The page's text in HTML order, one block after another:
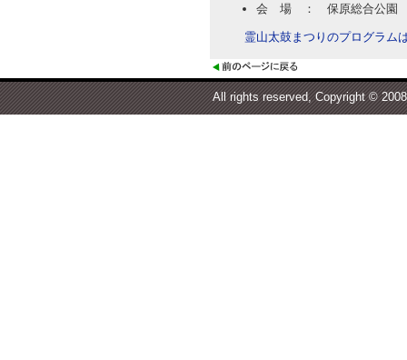
会 場 ： 保原総合公園
霊山太鼓まつりのプログラム
All rights reserved, Copyright ©